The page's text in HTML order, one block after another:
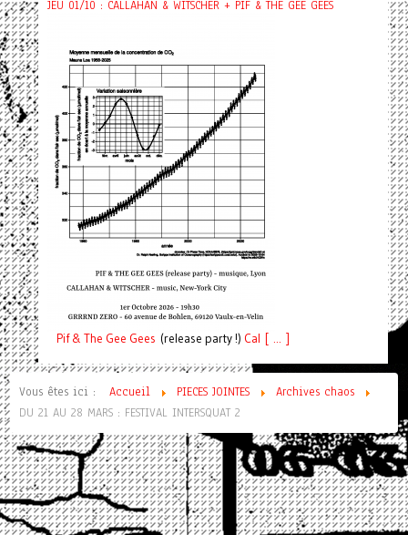
JEU 01/10 : CALLAHAN & WITSCHER + PIF & THE GEE GEES
Pif& The Gee Gees (release party !) Cal [ ... ]
Vous êtes ici : Accueil PIECES JOINTES
Archives chaos
DU 21 AU 28 MARS : FESTIVAL INTERSQUAT 2